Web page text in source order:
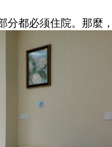
都必须住院。那麼